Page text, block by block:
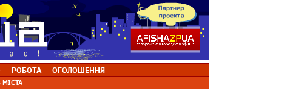
РОБОТА ОГОЛОШЕННЯ
МІСТА